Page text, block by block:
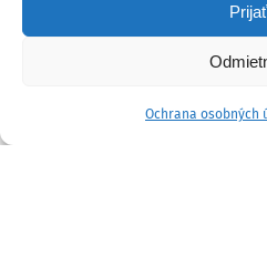
Prijať
Ochrana osobných